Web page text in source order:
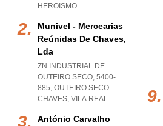
HEROISMO
Munivel - Mercearias
Reúnidas De Chaves,
Lda
ZN INDUSTRIAL DE
OUTEIRO SECO, 5400-
885, OUTEIRO SECO
CHAVES, VILA REAL
António Carvalho